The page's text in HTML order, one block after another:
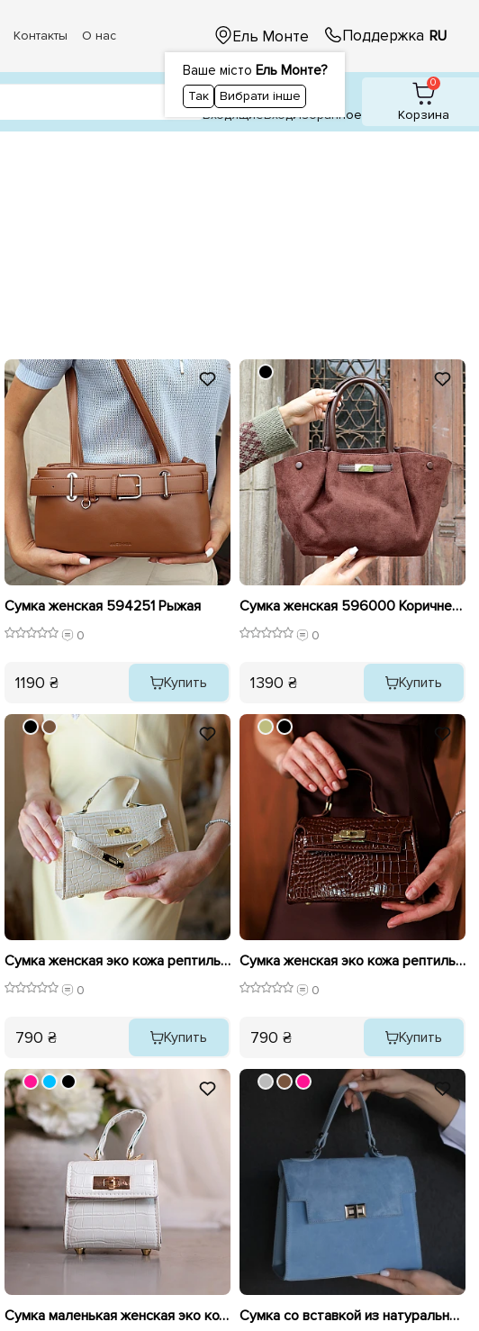
Контакты О нас Ель Монте
Ваше місто Ель Монте?
Так Вибрати інше
Поддержка RU
1
ВходящиеВходИзбранное
0
Корзина
Сумка женская 594251 Рыжая
0
1190 ₴ Купить
Сумка женская 596000 Коричневая
0
1390 ₴ Купить
Сумка женская эко кожа рептильная 595783 Бежевая
0
790 ₴ Купить
Сумка женская эко кожа рептильная 595784 Коричневая
0
790 ₴ Купить
Сумка маленькая женская эко кожа рептильная 595797 Белая Сумка со вставкой из натуральной замши 594946 Голубой